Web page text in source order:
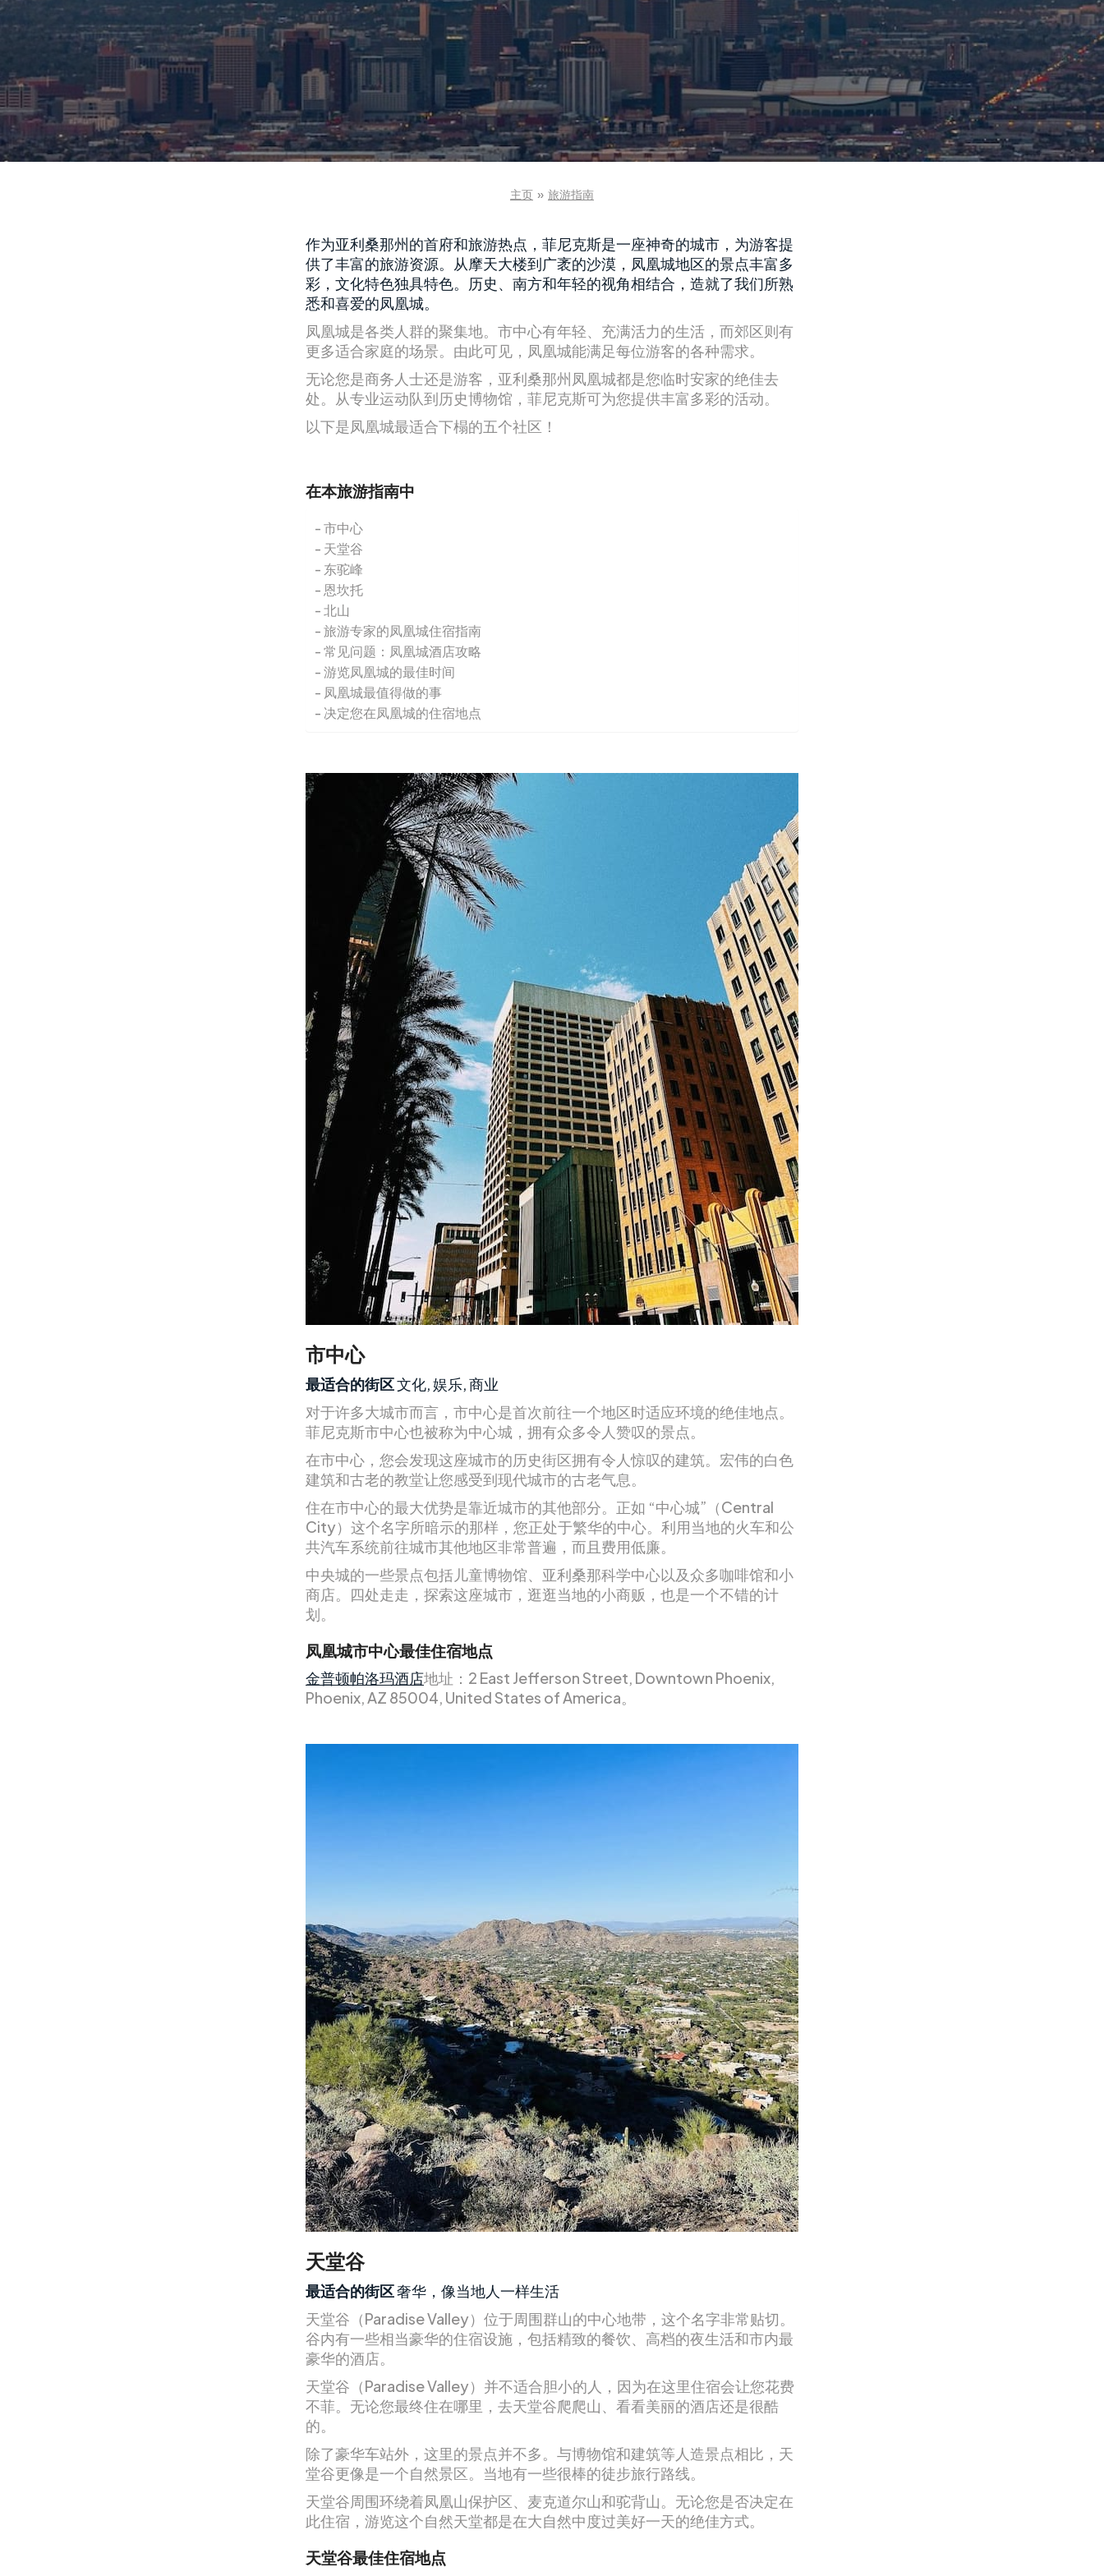
主页 » 旅游指南
作为亚利桑那州的首府和旅游热点，菲尼克斯是一座神奇的城市，为游客提
供了丰富的旅游资源。从摩天大楼到广袤的沙漠，凤凰城地区的景点丰富多
彩，文化特色独具特色。历史、南方和年轻的视角相结合，造就了我们所熟
悉和喜爱的凤凰城。
凤凰城是各类人群的聚集地。市中心有年轻、充满活力的生活，而郊区则有
更多适合家庭的场景。由此可见，凤凰城能满足每位游客的各种需求。
无论您是商务人士还是游客，亚利桑那州凤凰城都是您临时安家的绝佳去
处。从专业运动队到历史博物馆，菲尼克斯可为您提供丰富多彩的活动。
以下是凤凰城最适合下榻的五个社区！
在本旅游指南中
市中心
天堂谷
东驼峰
恩坎托
北山
旅游专家的凤凰城住宿指南
常见问题：凤凰城酒店攻略
游览凤凰城的最佳时间
凤凰城最值得做的事
决定您在凤凰城的住宿地点
市中心
最适合的街区文化, 娱乐, 商业
对于许多大城市而言，市中心是首次前往一个地区时适应环境的绝佳地点。
菲尼克斯市中心也被称为中心城，拥有众多令人赞叹的景点。
在市中心，您会发现这座城市的历史街区拥有令人惊叹的建筑。宏伟的白色
建筑和古老的教堂让您感受到现代城市的古老气息。
住在市中心的最大优势是靠近城市的其他部分。正如 “中心城”（Central
City）这个名字所暗示的那样，您正处于繁华的中心。利用当地的火车和公
共汽车系统前往城市其他地区非常普遍，而且费用低廉。
中央城的一些景点包括儿童博物馆、亚利桑那科学中心以及众多咖啡馆和小
商店。四处走走，探索这座城市，逛逛当地的小商贩，也是一个不错的计
划。
凤凰城市中心最佳住宿地点
金普顿帕洛玛酒店地址：2 East Jefferson Street, Downtown Phoenix,
Phoenix, AZ 85004, United States of America。
天堂谷
最适合的街区奢华，像当地人一样生活
天堂谷（Paradise Valley）位于周围群山的中心地带，这个名字非常贴切。
谷内有一些相当豪华的住宿设施，包括精致的餐饮、高档的夜生活和市内最
豪华的酒店。
天堂谷（Paradise Valley）并不适合胆小的人，因为在这里住宿会让您花费
不菲。无论您最终住在哪里，去天堂谷爬爬山、看看美丽的酒店还是很酷
的。
除了豪华车站外，这里的景点并不多。与博物馆和建筑等人造景点相比，天
堂谷更像是一个自然景区。当地有一些很棒的徒步旅行路线。
天堂谷周围环绕着凤凰山保护区、麦克道尔山和驼背山。无论您是否决定在
此住宿，游览这个自然天堂都是在大自然中度过美好一天的绝佳方式。
天堂谷最佳住宿地点